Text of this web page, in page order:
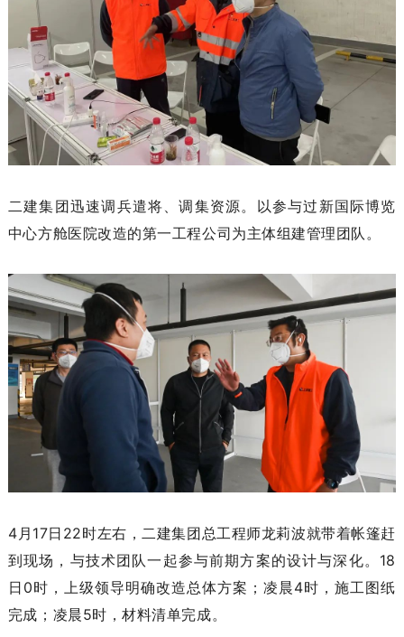
二建集团迅速调兵遣将、调集资源。以参与过新国际博览
中心方舱医院改造的第一工程公司为主体组建管理团队。
4月17日22时左右，二建集团总工程师龙莉波就带着帐篷赶
到现场，与技术团队一起参与前期方案的设计与深化。18
日0时，上级领导明确改造总体方案；凌晨4时，施工图纸
完成；凌晨5时，材料清单完成。